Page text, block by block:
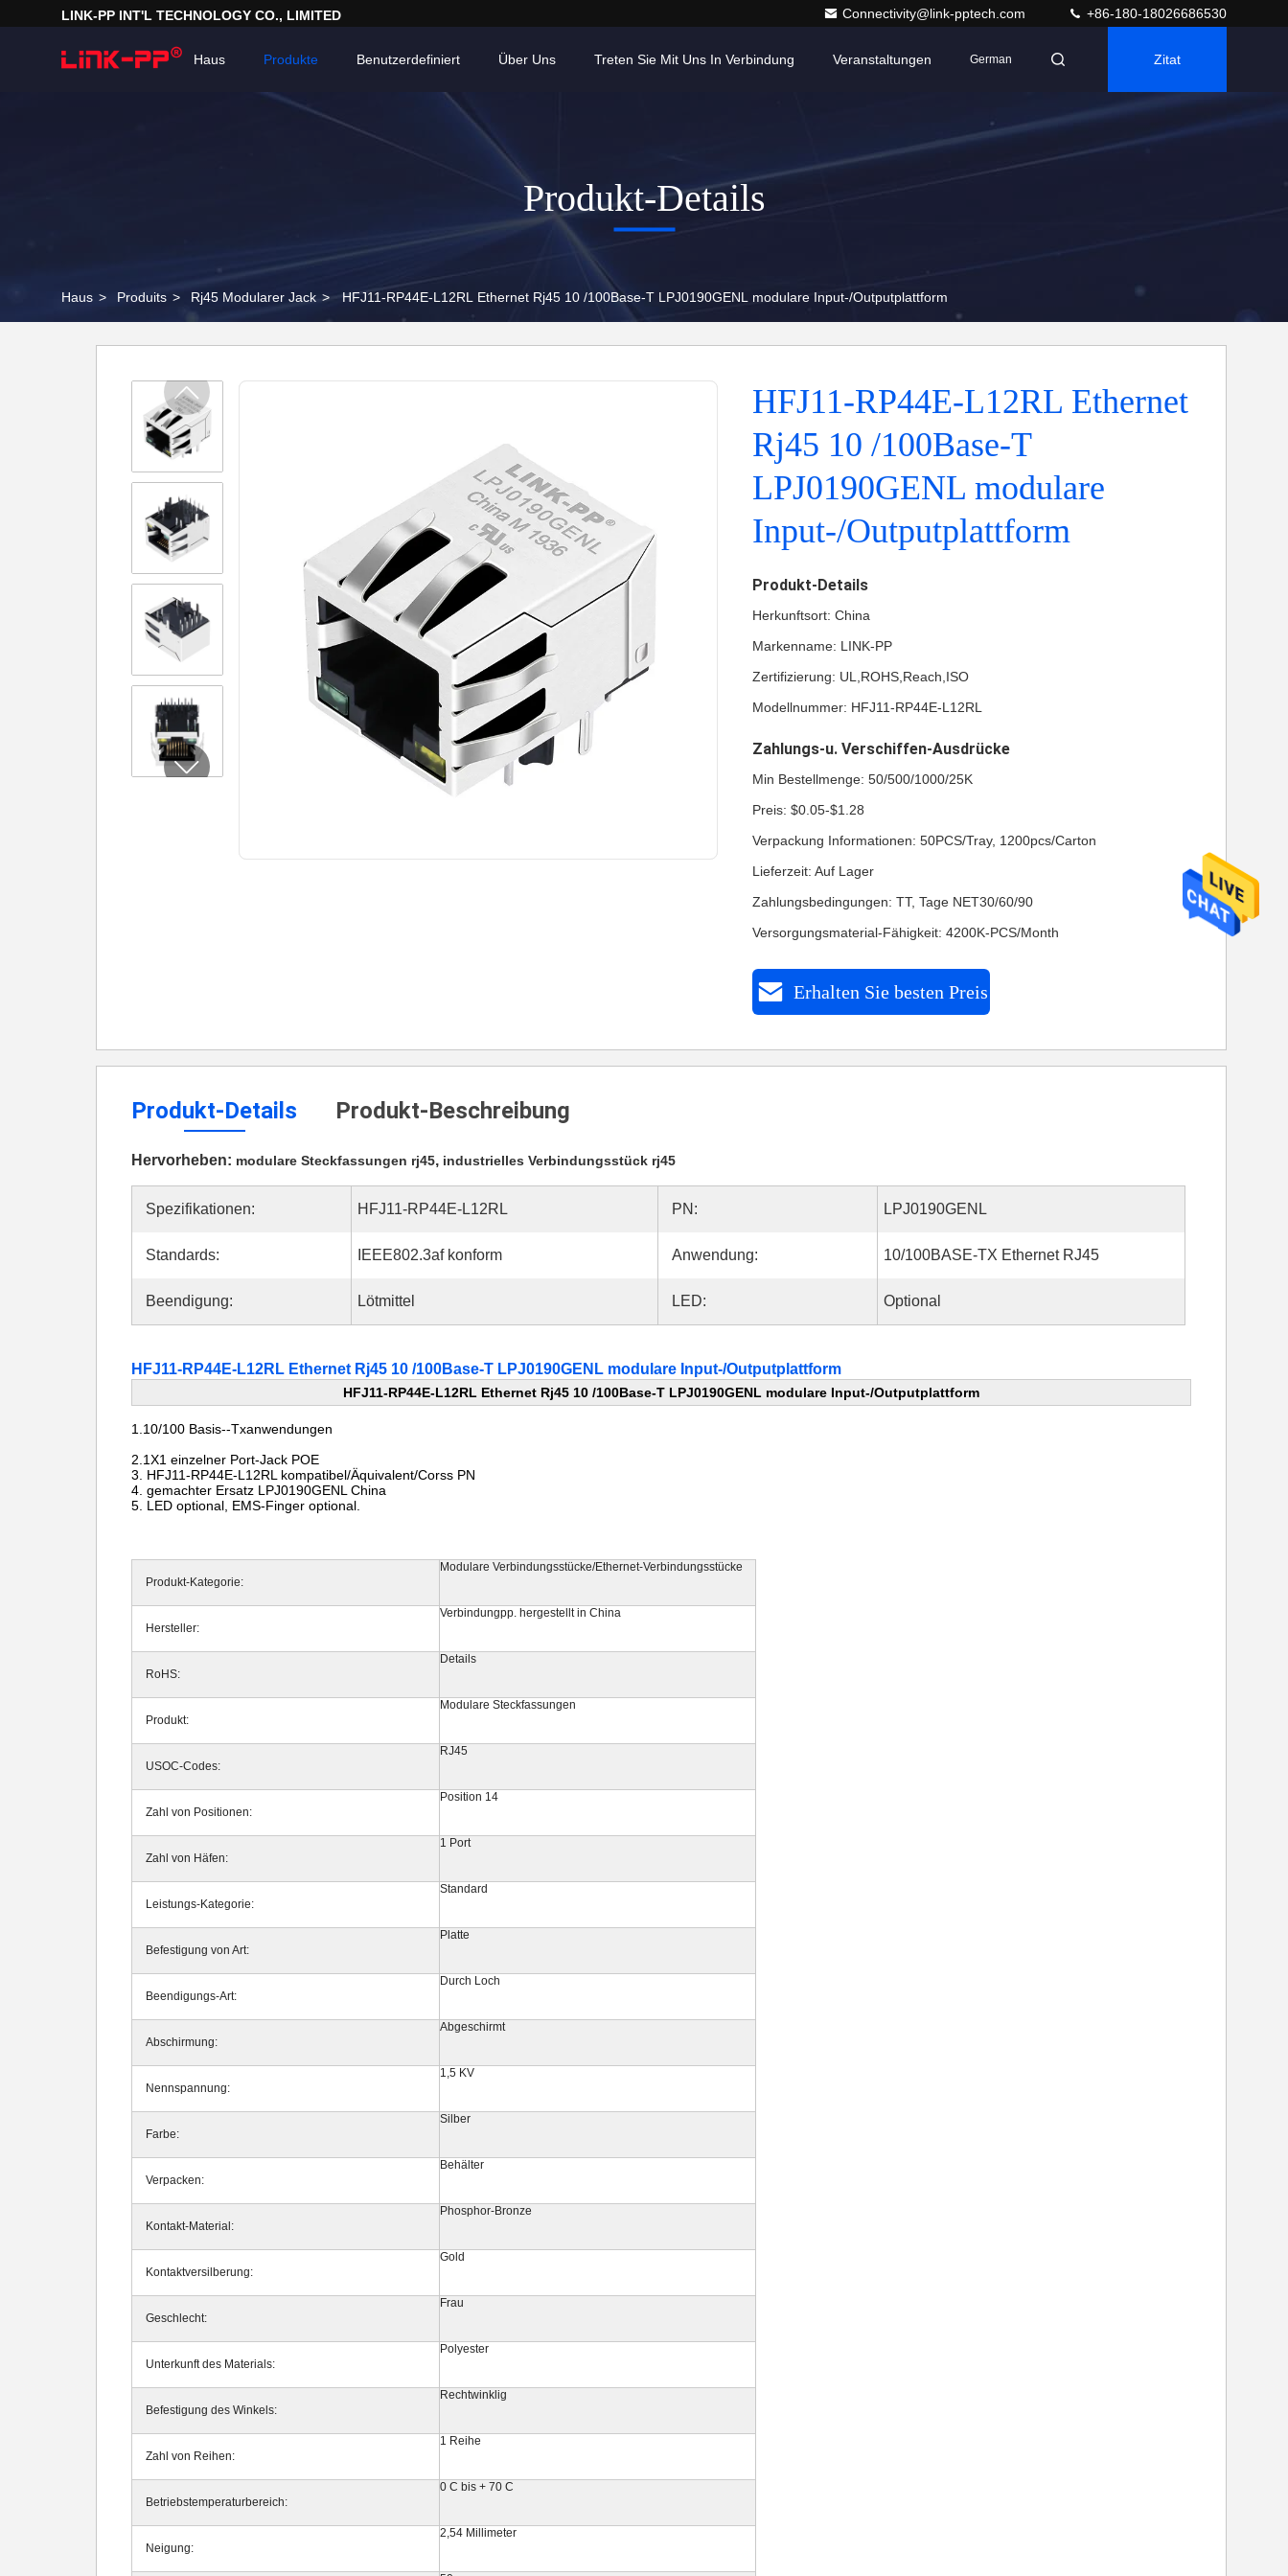
LINK-PP INT'L TECHNOLOGY CO., LIMITED Connectivity@link-pptech.com +86-180-18026686530
Haus Produkte Über Uns Treten Sie Mit Uns In Verbindung Veranstaltungen
Benutzerdefiniert German Zitat
Produkt-Details
Haus > Produits > Rj45 Modularer Jack > HFJ11-RP44E-L12RL Ethernet Rj45 10 /100Base-T LPJ0190GENL modulare Input-/Outputplattform
HFJ11-RP44E-L12RL Ethernet
Rj45 10 /100Base-T
LPJ0190GENL modulare
Input-/Outputplattform
Produkt-Details
Herkunftsort: China
Markenname: LINK-PP
Zertifizierung: UL,ROHS,Reach,ISO
Modellnummer: HFJ11-RP44E-L12RL
Zahlungs-u. Verschiffen-Ausdrücke
Min Bestellmenge: 50/500/1000/25K
Preis: $0.05-$1.28
Verpackung Informationen: 50PCS/Tray, 1200pcs/Carton
Lieferzeit: Auf Lager
Zahlungsbedingungen: TT, Tage NET30/60/90
Versorgungsmaterial-Fähigkeit: 4200K-PCS/Month
Erhalten Sie besten Preis
Produkt-Details Produkt-Beschreibung
Hervorheben: modulare Steckfassungen rj45, industrielles Verbindungsstück rj45
Spezifikationen: HFJ11-RP44E-L12RL PN: LPJ0190GENL
Standards: IEEE802.3af konform Anwendung: 10/100BASE-TX Ethernet RJ45
Beendigung: Lötmittel LED: Optional
HFJ11-RP44E-L12RL Ethernet Rj45 10 /100Base-T LPJ0190GENL modulare Input-/Outputplattform
HFJ11-RP44E-L12RL Ethernet Rj45 10 /100Base-T LPJ0190GENL modulare Input-/Outputplattform
1.10/100 Basis--Txanwendungen
2.1X1 einzelner Port-Jack POE
3. HFJ11-RP44E-L12RL kompatibel/Äquivalent/Corss PN
4. gemachter Ersatz LPJ0190GENL China
5. LED optional, EMS-Finger optional.
Produkt-Kategorie:
Modulare Verbindungsstücke/Ethernet-Verbindungsstücke
Hersteller:
Verbindungpp. hergestellt in China
RoHS:
Details
Produkt:
Modulare Steckfassungen
USOC-Codes:
RJ45
Zahl von Positionen:
Position 14
Zahl von Häfen:
1 Port
Leistungs-Kategorie:
Standard
Befestigung von Art:
Platte
Beendigungs-Art:
Durch Loch
Abschirmung:
Abgeschirmt
Nennspannung:
1,5 KV
Farbe:
Silber
Verpacken:
Behälter
Kontakt-Material:
Phosphor-Bronze
Kontaktversilberung:
Gold
Geschlecht:
Frau
Unterkunft des Materials:
Polyester
Befestigung des Winkels:
Rechtwinklig
Zahl von Reihen:
1 Reihe
Betriebstemperaturbereich:
0 C bis + 70 C
Neigung:
2,54 Millimeter